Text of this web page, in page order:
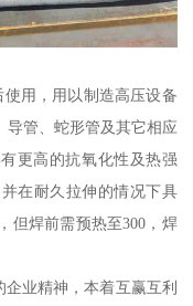
用，用以制造高压设备
管、蛇形管及其它相应
更高的抗氧化性及热强
在耐久拉伸的情况下具
但焊前需预热至300，焊
业精神，本着互赢互利